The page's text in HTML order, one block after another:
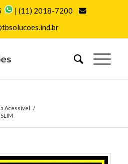
|(11) 2018-7200
Acessível /